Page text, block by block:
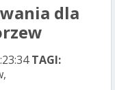
dla
TAGI: